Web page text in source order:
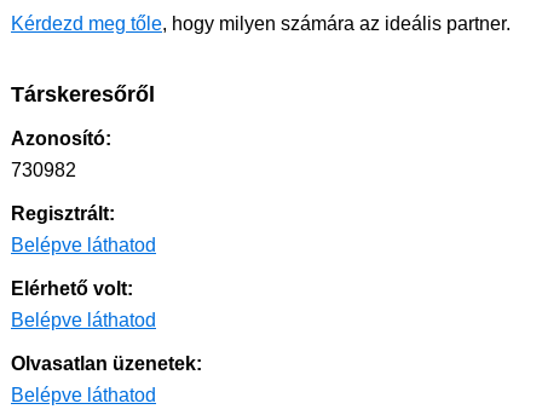
Kérdezd meg tőle, hogy milyen számára az ideális partner.
Társkeresőről
Azonosító:
730982
Regisztrált:
Belépve láthatod
Elérhető volt:
Belépve láthatod
Olvasatlan üzenetek:
Belépve láthatod